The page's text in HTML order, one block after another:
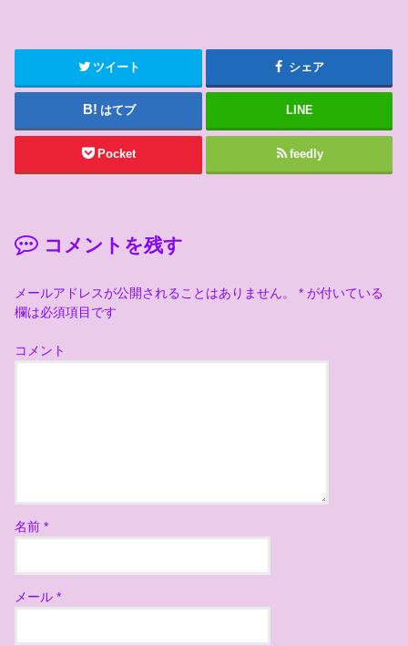
ツイート シェア
はてブ LINE
Pocket feedly
コメントを残す
メールアドレスが公開されることはありません。 * が付いている
欄は必須項目です
コメント
名前*
メール*